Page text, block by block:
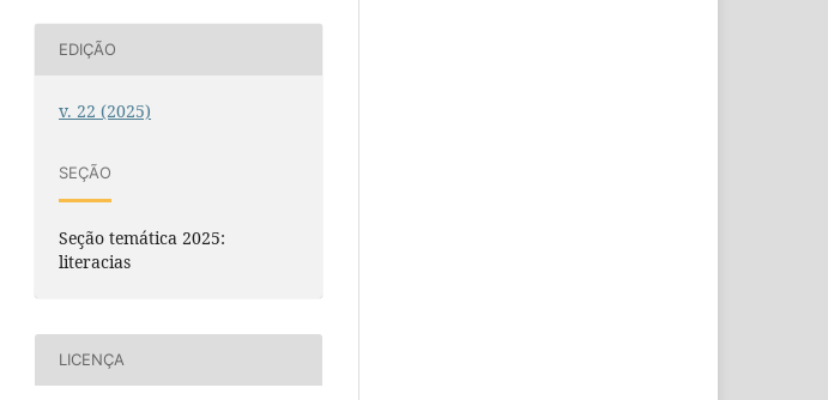
EDIÇÃO
v. 22 (2025)
SEÇÃO
Seção temática 2025:
literacias
LICENÇA